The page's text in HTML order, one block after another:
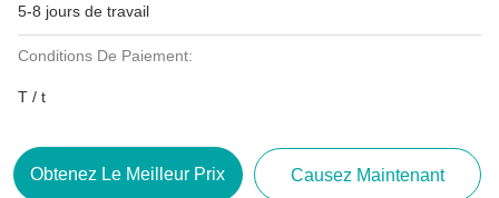
5-8 jours de travail
Conditions De Paiement:
T / t
Obtenez Le Meilleur Prix Causez Maintenant